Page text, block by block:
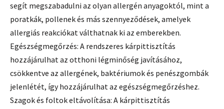
segít megszabadulni az olyan allergén anyagoktól, mint a
poratkák, pollenek és más szennyeződések, amelyek
allergiás reakciókat válthatnak ki az emberekben.
Egészségmegőrzés: A rendszeres kárpittisztítás
hozzájárulhat az otthoni légminőség javításához,
csökkentve az allergének, baktériumok és penészgombák
jelenlétét, így hozzájárulhat az egészségmegőrzéshez.
Szagok és foltok eltávolítása: A kárpittisztítás